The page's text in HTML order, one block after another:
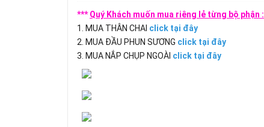
***Quý Khách muốn mua riêng lẻ từng bộ phận :
1. MUA THÂN CHAI click tại đây
2. MUA ĐẦU PHUN SƯƠNG click tại đây
3. MUA NẮP CHỤP NGOÀI click tại đây